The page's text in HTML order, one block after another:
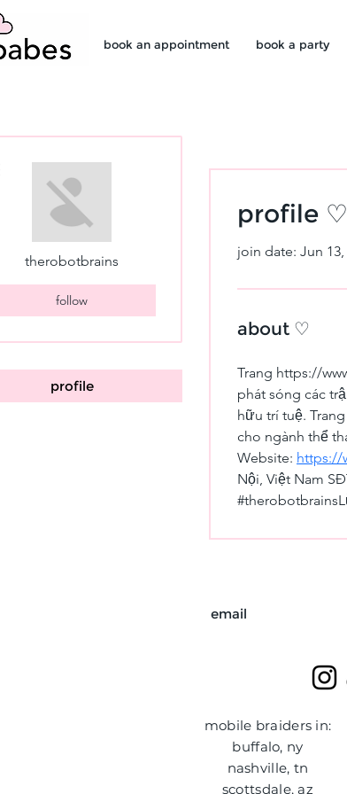
book an appointment book a party
profile ♡
join date: Jun 13,
about ♡
Trang https://
phát sóng các
hữu trí tuệ.
cho ngành thể
Website: https://
Nội, Việt Nam
therobotbrains
follow
profile
mobile braiders in:
buffalo, ny
nashville, tn
scottsdale, az